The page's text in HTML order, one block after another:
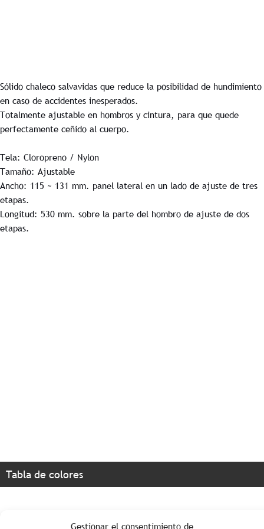
Gestionar el consentimiento de
Sólido chaleco salvavidas que reduce la posibilidad de hundimiento
en caso de accidentes inesperados.
Totalmente ajustable en hombros y cintura, para que quede
perfectamente ceñido al cuerpo.
Tela: Cloropreno / Nylon
Tamaño: Ajustable
Ancho: 115 ~ 131 mm. panel lateral en un lado de ajuste de tres
etapas.
Longitud: 530 mm. sobre la parte del hombro de ajuste de dos
etapas.
Tabla de colores